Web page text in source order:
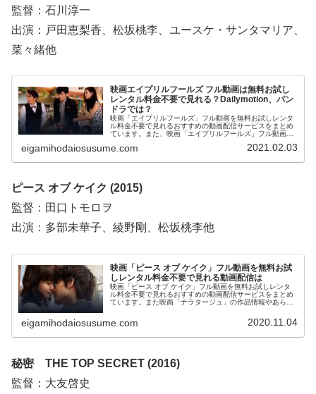
監督：石川淳一
出演：戸田恵梨香、松坂桃李、ユースケ・サンタマリア、
菜々緒他
映画エイプリルフールズ フル動画は無料お試し
レンタル料金不要で見れる？Dailymotion、パン
ドラでは？
映画「エイプリルフールズ」フル動画を無料お試しレンタ
ル料金不要で見れるおすすめの動画配信サービスをまとめ
ています。また、映画「エイプリルフールズ」フル動画を
す。そして、映画「エイプリルフールズ」の作品情報やあ
サービス選びや映画本編を見る前の予備知識として役立て
eigamihodaiosusume.com 2021.02.03
ピース オブ ケイク (2015)
監督：田口トモロヲ
出演：多部未華子、綾野剛、松坂桃李他
映画「ピース オブ ケイク」フル動画を無料お試
しレンタル料金不要で見れる動画配信は
映画「ピース オブ ケイク」フル動画を無料お試しレンタ
ル料金不要で見れるおすすめの動画配信サービスをまとめ
ています。また映画「ナラタージュ」の作品情報やあらす
ビス選びや映画本編を見る前の予備知識として役立ててく
ださい。
eigamihodaiosusume.com 2020.11.04
秘密 THE TOP SECRET (2016)
監督：大友啓史